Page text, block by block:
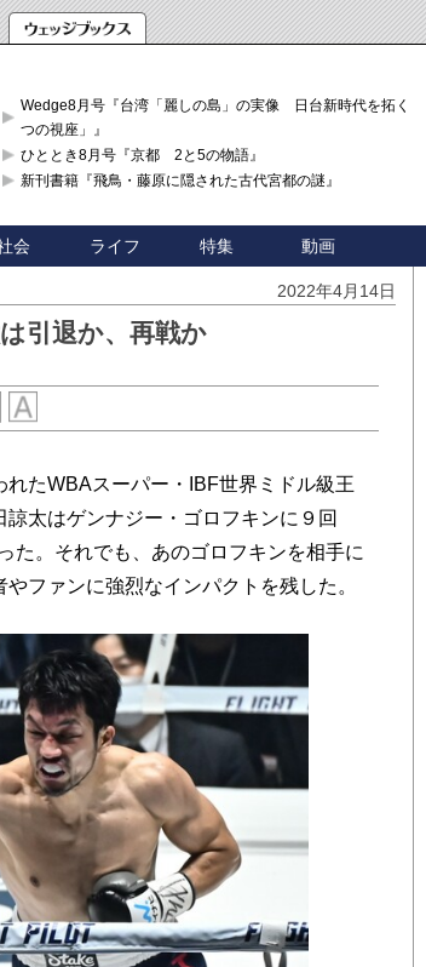
Wedge8月号『台湾「麗しの島」の実像 日台新時代を拓く「3
つの視座」』
ひととき8月号『京都 2と5の物語』
新刊書籍『飛鳥・藤原に隠された古代宮都の謎』
会 ライフ 特集 動画
2022年4月14日
引退か、再戦か
たWBAスーパー・IBF世界ミドル級王
太はゲンナジー・ゴロフキンに９回
た。それでも、あのゴロフキンを相手に
ファンに強烈なインパクトを残した。